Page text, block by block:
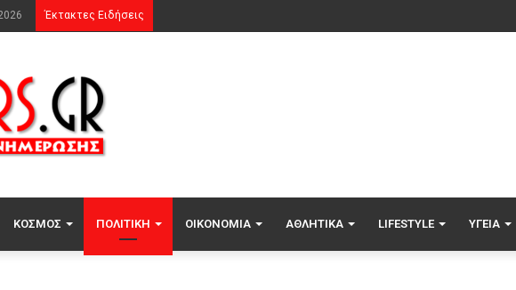
Έκτακτες Ειδήσεις
ΚΌΣΜΟΣ ΠΟΛΙΤΙΚΉ ΟΙΚΟΝΟΜΊΑ ΑΘΛΗΤΙΚΆ LIFESTYLE ΥΓΕΊΑ